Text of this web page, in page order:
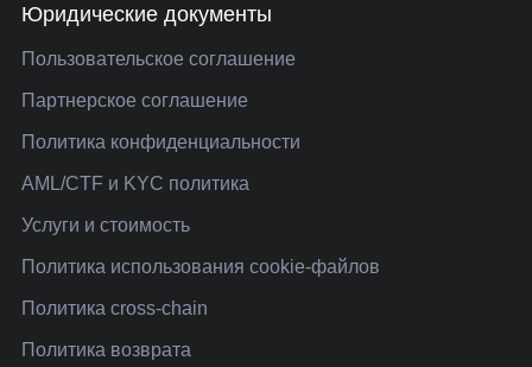
Юридические документы
Пользовательское соглашение
Партнерское соглашение
Политика конфиденциальности
AML/CTF и KYC политика
Услуги и стоимость
Политика использования cookie-файлов
Политика cross-chain
Политика возврата